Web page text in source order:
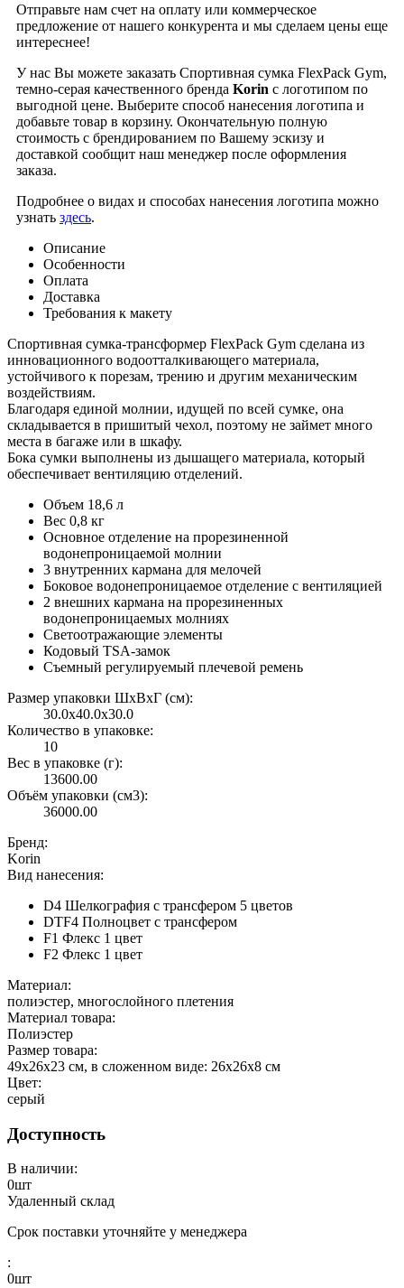
Отправьте нам счет на оплату или коммерческое
предложение от нашего конкурента и мы сделаем цены еще
интереснее!
У нас Вы можете заказать Спортивная сумка FlexPack Gym,
темно-серая качественного бренда Korin с логотипом по
выгодной цене. Выберите способ нанесения логотипа и
добавьте товар в корзину. Окончательную полную
стоимость с брендированием по Вашему эскизу и
доставкой сообщит наш менеджер после оформления
заказа.
Подробнее о видах и способах нанесения логотипа можно
узнать здесь.
Описание
Особенности
Оплата
Доставка
Требования к макету
Спортивная сумка-трансформер FlexPack Gym сделана из
инновационного водоотталкивающего материала,
устойчивого к порезам, трению и другим механическим
воздействиям.
Благодаря единой молнии, идущей по всей сумке, она
складывается в пришитый чехол, поэтому не займет много
места в багаже или в шкафу.
Бока сумки выполнены из дышащего материала, который
обеспечивает вентиляцию отделений.
Объем 18,6 л
Вес 0,8 кг
Основное отделение на прорезиненной
водонепроницаемой молнии
3 внутренних кармана для мелочей
Боковое водонепроницаемое отделение с вентиляцией
2 внешних кармана на прорезиненных
водонепроницаемых молниях
Светоотражающие элементы
Кодовый TSA-замок
Съемный регулируемый плечевой ремень
Размер упаковки ШxВxГ (см):
30.0x40.0x30.0
Количество в упаковке:
10
Вес в упаковке (г):
13600.00
Объём упаковки (см3):
36000.00
Бренд:
Korin
Вид нанесения:
D4 Шелкография с трансфером 5 цветов
DTF4 Полноцвет с трансфером
F1 Флекс 1 цвет
F2 Флекс 1 цвет
Материал:
полиэстер, многослойного плетения
Материал товара:
Полиэстер
Размер товара:
49х26х23 см, в сложенном виде: 26х26х8 см
Цвет:
серый
Доступность
В наличии:
0шт
Удаленный склад
Срок поставки уточняйте у менеджера
:
0шт